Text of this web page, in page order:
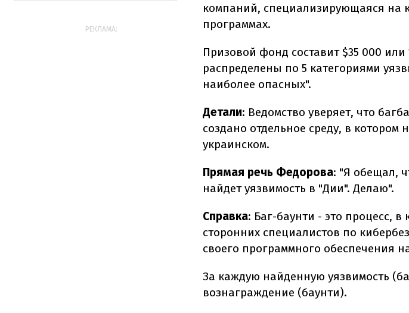
компаний, специализирующаяся на
программах.
Призовой фонд составит $35 000
распределены по 5 категориями
наиболее опасных".
Детали: Ведомство уверяет, что
создано отдельное среду, в
украинском.
Прямая речь Федорова: "Я обещал,
найдет уязвимость в "Дии". Делаю".
Справка: Баг-баунти - это процесс,
сторонних специалистов по
своего программного обеспечения
За каждую найденную уязвимость
вознаграждение (баунти).
РЕКЛАМА: